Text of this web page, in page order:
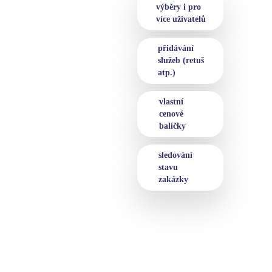
výběry i pro
více uživatelů
přidávání
služeb (retuš
atp.)
vlastní
cenové
balíčky
sledování
stavu
zakázky